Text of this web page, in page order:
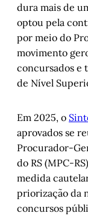
dura mais de
optou pela
por meio do
movimento
concursados e
de Nível
Em 2025, o
aprovados se
Procurador-
do RS (MPC-
medida
priorização da
concursos